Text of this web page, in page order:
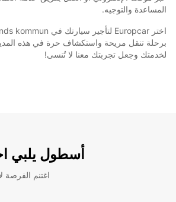
المساعدة والتوجيه.
برحلة تنقل مريحة واستكشاف حرة في هذه
لخدمتك وجعل تجربتك معنا لا تُنسى!
أسطول يلبي
اغتنم الفرصة